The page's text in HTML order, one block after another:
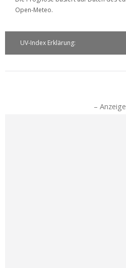
Open-Meteo.
UV-Index Erklärung:
–